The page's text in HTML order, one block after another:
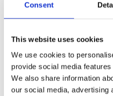
Consent
This website uses cookies
We use cookies to
provide social media
We also share information
our social media, advertising
misstänksamma. Den är till för att
nyckelkortet fungerar behöver ni
processen.
Och när någon frågar om ni har
en mapp. Svaret blir vardag: rätt